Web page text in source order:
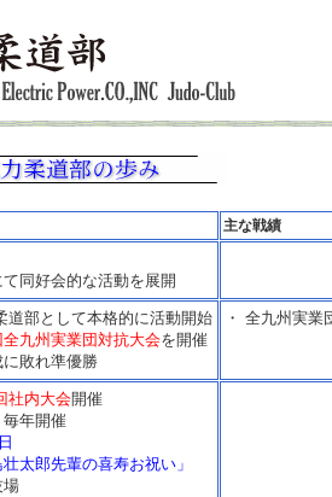
主な戦績
て同好会的な活動を展開
道部として本格的に活動開始
全九州実業団対抗大会を開催
敗れ準優勝
・ 全九州実
社内大会開催
年開催
太郎先輩の喜寿お祝い」
場